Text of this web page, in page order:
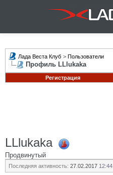
Лада Веста Клуб > Пользователи
Профиль LLlukaka
Регистрация
LLlukaka
Продвинутый
Последняя активность: 27.02.2017 12:44